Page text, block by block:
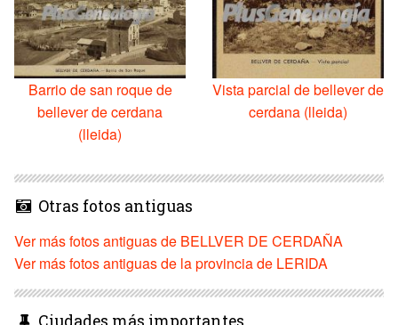
Barrio de san roque de
bellever de cerdana
(lleida)
Vista parcial de bellever de
cerdana (lleida)
Otras fotos antiguas
Ver más fotos antiguas de BELLVER DE CERDAÑA
Ver más fotos antiguas de la provincia de LERIDA
Ciudades más importantes